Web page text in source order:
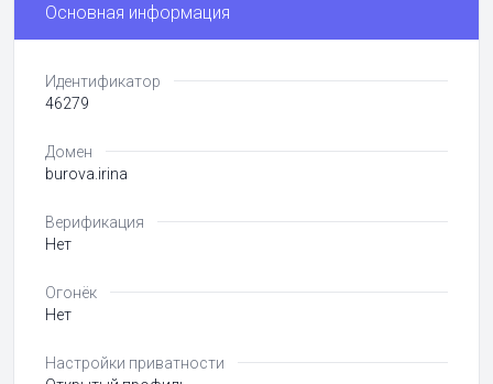
Основная информация
Идентификатор
46279
Домен
burova.irina
Верификация
Нет
Огонёк
Нет
Настройки приватности